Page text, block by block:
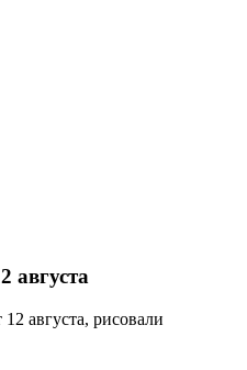
августа
августа, рисовали